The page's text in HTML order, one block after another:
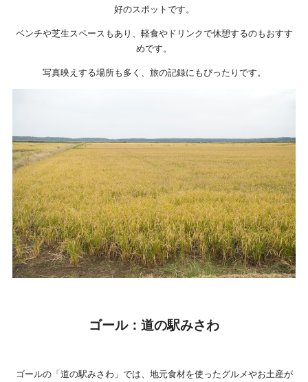
好のスポットです。
ベンチや芝生スペースもあり、軽食やドリンクで休憩するのもおすす
めです。
写真映えする場所も多く、旅の記録にもぴったりです。
ゴール：道の駅みさわ
ゴールの「道の駅みさわ」では、地元食材を使ったグルメやお土産が